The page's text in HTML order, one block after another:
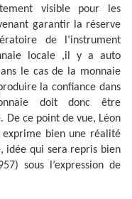
visible pour les
garantir la réserve
de l’instrument
locale ,il y a auto
le cas de la monnaie
la confiance dans
doit donc être
De ce point de vue, Léon
exprime bien une réalité
idée qui sera repris bien
sous l’expression de